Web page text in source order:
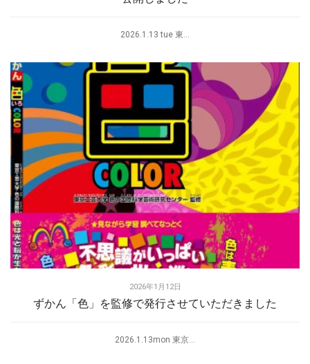
2026.1.13 tue 東...
2026年1月12日
ずかん「色」を監修で発行させていただきました
2026.1.13mon 東京...